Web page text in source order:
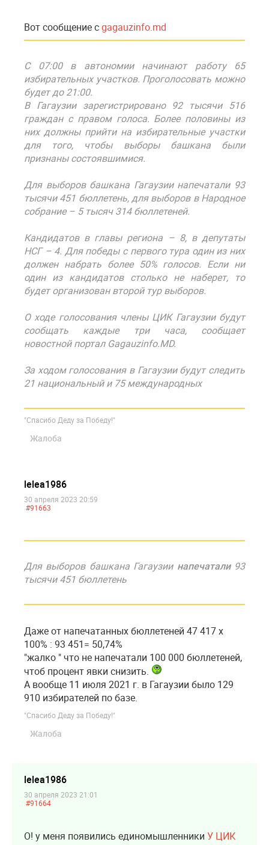
Вот сообщение сgagauzinfo.md
С 07:00 в автономии начинают работу 65
избирательных участков. Проголосовать можно
будет до 21:00.
В Гагаузии зарегистрировано 92 тысячи 516
граждан с правом голоса. Более половины из
них должны прийти на избирательные участки
для того, чтобы выборы башкана были
признаны состоявшимися.
Для выборов башкана Гагаузии напечатали 93
тысячи 451 бюллетень, для выборов в Народное
собрание – 5 тысяч 314 бюллетеней.
Кандидатов в главы региона – 8, в депутаты
НСГ – 4. Для победы с первого тура один из них
должен набрать более 50% голосов. Если ни
один из кандидатов столько не наберет, то
будет организован второй тур выборов.
О ходе голосования члены ЦИК Гагаузии будут
сообщать каждые три часа, сообщает
новостной портал Gagauzinfo.MD.
За ходом голосования в Гагаузии будут следить
21 национальный и 75 международных
"Спасибо Деду за Победу!"
Жалоба
lelea1986
30 апреля 2023 20:59
#91663
Для выборов башкана Гагаузии напечатали93
тысячи 451 бюллетень
Даже от напечатанных бюллетеней 47 417 х
100% : 93 451= 50,74%
"жалко " что не напечатали 100 000 бюллетеней,
чтоб процент явки снизить.
А вообще 11 июля 2021 г. в Гагаузии было 129
910 избирателей по базе.
"Спасибо Деду за Победу!"
Жалоба
lelea1986
30 апреля 2023 21:01
#91664
О! у меня появились единомышленники У ЦИК